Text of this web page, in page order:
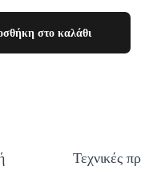
στο καλάθι
Τεχνικές